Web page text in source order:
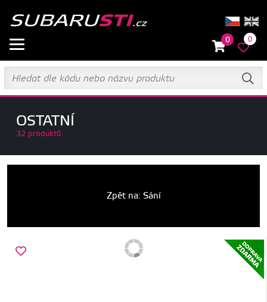
0 0
OSTATNÍ
32 produktů
Zpět na: Sání